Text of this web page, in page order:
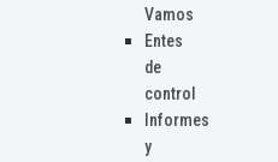
Vamos
Entes
de
control
Informes
y